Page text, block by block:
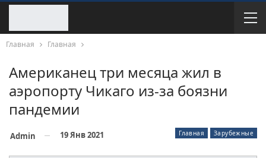
Главная Главная
Американец три месяца жил в
аэропорту Чикаго из-за боязни
пандемии
Главная Зарубежные
Admin 19 Янв 2021